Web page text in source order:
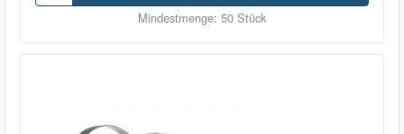
Mindestmenge: 50 Stück